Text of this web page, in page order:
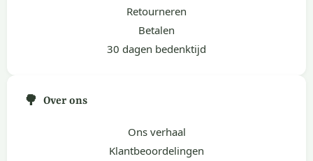
Retourneren
Betalen
30 dagen bedenktijd
🌳 Over ons
Ons verhaal
Klantbeoordelingen